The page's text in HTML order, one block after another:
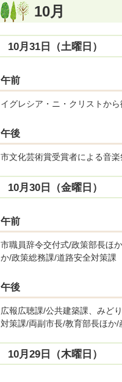
10月
10月31日（土曜日）
午前
イグレシア・ニ・クリストか
午後
市文化芸術賞受賞者による音楽
10月30日（金曜日）
午前
市職員辞令交付式/政策部長ほ
か/政策総務課/道路安全対策課
午後
広報広聴課/公共建築課、みど
対策課/両副市長/教育部長ほか/
10月29日（木曜日）